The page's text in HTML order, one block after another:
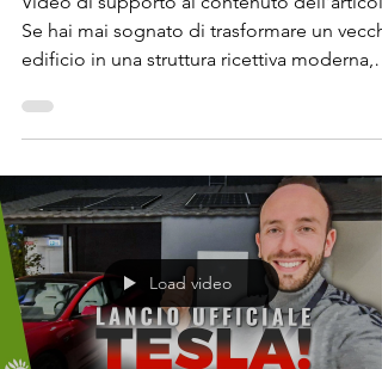
Fotovoltaico
Video di supporto al contenuto
Se hai mai sognato di trasformare un
sostenibile, allora preparati a scoprire un
progetto incredibile che abbiamo seguito.
Parliamo di un albergo a zero emissioni di
gas, dove la tecnologia e la sostenibilità si
intrecciano per creare un esempio di
eccellenza nel cuore del Roero. Come
funziona la geotermia? Quali impianti
Load video